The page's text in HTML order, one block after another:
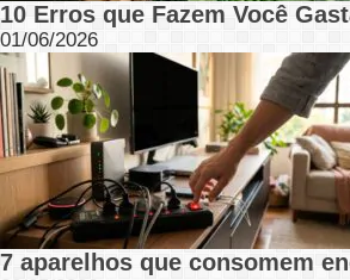
10 Erros que Fazem Você
01/06/2026
7 aparelhos que consomem